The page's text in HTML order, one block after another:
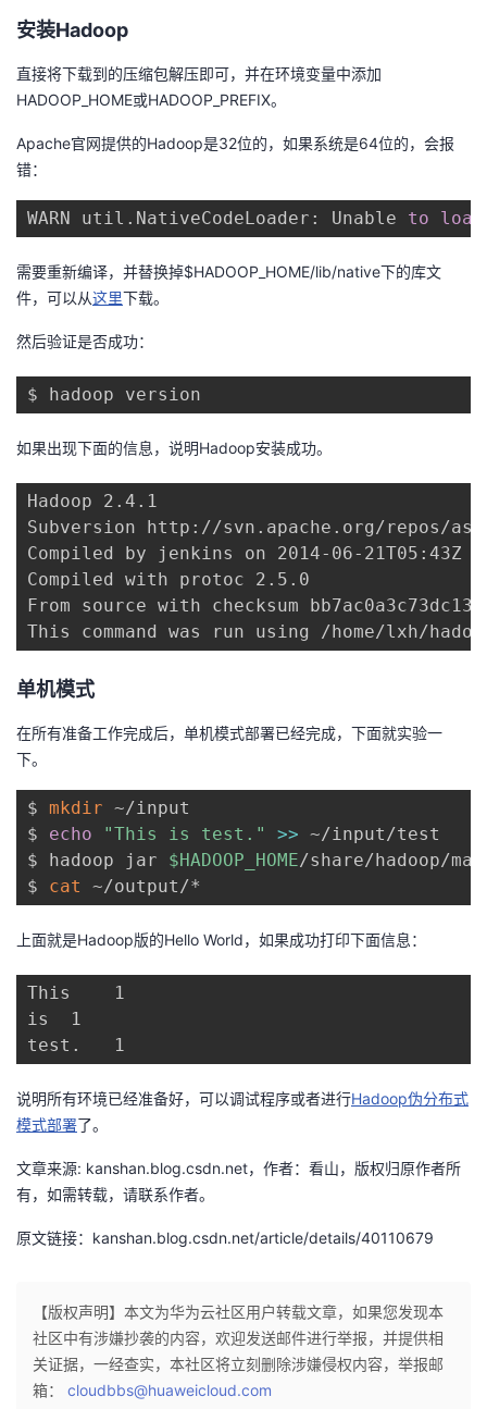
安装Hadoop
直接将下载到的压缩包解压即可，并在环境变量中添加
HADOOP_HOME或HADOOP_PREFIX。
Apache官网提供的Hadoop是32位的，如果系统是64位的，会报
错：
WARN util . NativeCodeLoader: Unable to load
需要重新编译，并替换掉$HADOOP_HOME/lib/native下的库文
件，可以从这里下载。
然后验证是否成功：
如果出现下面的信息，说明Hadoop安装成功。
Hadoop 2.4.1
Subversion http://svn.apache.org/repos/asf/
Compiled by jenkins on 2014-06-21T05:43Z
Compiled with protoc 2.5.0
From source with checksum
单机模式
在所有准备工作完成后，单机模式部署已经完成，下面就实验一
下。
$ mkdir ~/input
$ echo "This is test." >> ~/input/test
$ hadoop jar $HADOOP_HOME/share/hadoop/
$ cat
上面就是Hadoop版的Hello World，如果成功打印下面信息：
This    1
is  1
说明所有环境已经准备好，可以调试程序或者进行Hadoop伪分布式
模式部署了。
文章来源: kanshan.blog.csdn.net，作者：看山，版权归原作者所
有，如需转载，请联系作者。
原文链接：kanshan.blog.csdn.net/article/details/40110679
【版权声明】本文为华为云社区用户转载文章，如果您发现本
社区中有涉嫌抄袭的内容，欢迎发送邮件进行举报，并提供相
关证据，一经查实，本社区将立刻删除涉嫌侵权内容，举报邮
箱： cloudbbs@huaweicloud.com